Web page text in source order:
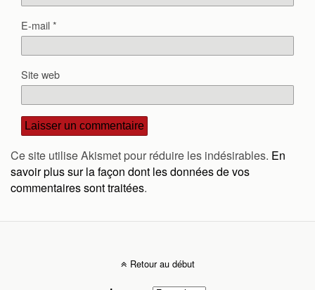
E-mail*
Site web
Ce site utilise Akismet pour réduire les indésirables. En
savoir plus sur la façon dont les données de vos
commentaires sont traitées.
Retour au début